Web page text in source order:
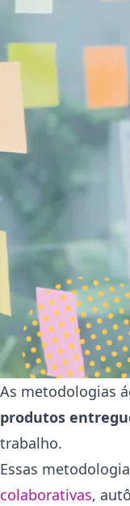
As metodologias
produtos
trabalho.
Essas
colaborativas,